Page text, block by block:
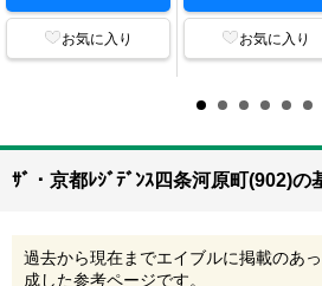
お気に入り お気に入り
ｻﾞ・京都ﾚｼﾞﾃﾞﾝｽ四条河原町(902)の
過去から現在までエイブルに掲載のあ
成した参考ページです。